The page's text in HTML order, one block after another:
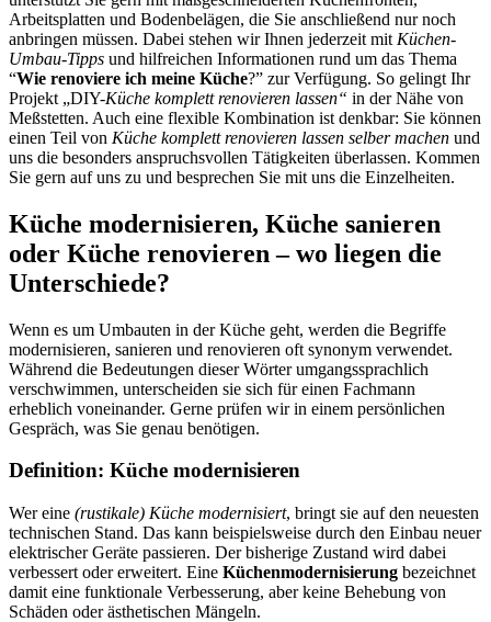
Arbeitsplatten und Bodenbelägen, die Sie anschließend nur noch
anbringen müssen. Dabei stehen wir Ihnen jederzeit mit Küchen-
Umbau-Tipps und hilfreichen Informationen rund um das Thema
“Wie renoviere ich meine Küche?” zur Verfügung. So gelingt Ihr
Projekt „DIY-Küche komplett renovieren lassen“ in der Nähe von
Meßstetten. Auch eine flexible Kombination ist denkbar: Sie können
einen Teil von Küche komplett renovieren lassen selber machen und
uns die besonders anspruchsvollen Tätigkeiten überlassen. Kommen
Sie gern auf uns zu und besprechen Sie mit uns die Einzelheiten.
Küche modernisieren, Küche sanieren
oder Küche renovieren – wo liegen die
Unterschiede?
Wenn es um Umbauten in der Küche geht, werden die Begriffe
modernisieren, sanieren und renovieren oft synonym verwendet.
Während die Bedeutungen dieser Wörter umgangssprachlich
verschwimmen, unterscheiden sie sich für einen Fachmann
erheblich voneinander. Gerne prüfen wir in einem persönlichen
Gespräch, was Sie genau benötigen.
Definition: Küche modernisieren
Wer eine (rustikale) Küche modernisiert, bringt sie auf den neuesten
technischen Stand. Das kann beispielsweise durch den Einbau neuer
elektrischer Geräte passieren. Der bisherige Zustand wird dabei
verbessert oder erweitert. Eine Küchenmodernisierung bezeichnet
damit eine funktionale Verbesserung, aber keine Behebung von
Schäden oder ästhetischen Mängeln.